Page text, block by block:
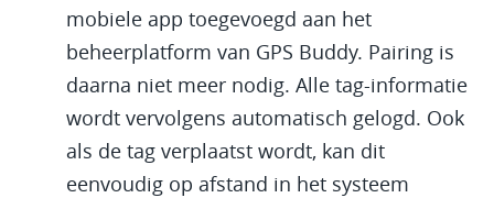
mobiele app toegevoegd aan het
beheerplatform van GPS Buddy. Pairing is
daarna niet meer nodig. Alle tag-informatie
wordt vervolgens automatisch gelogd. Ook
als de tag verplaatst wordt, kan dit
eenvoudig op afstand in het systeem